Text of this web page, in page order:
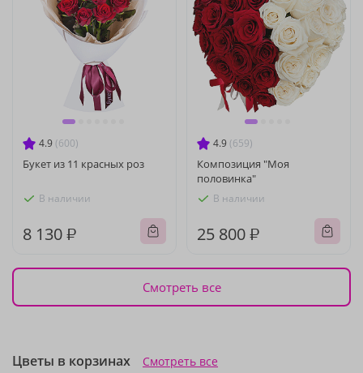
4.9 (600)
Букет из 11 красных роз
В наличии
8 130 ₽
4.9 (659)
Композиция "Моя
половинка"
В наличии
25 800 ₽
Смотреть все
Цветы в корзинах Смотреть все